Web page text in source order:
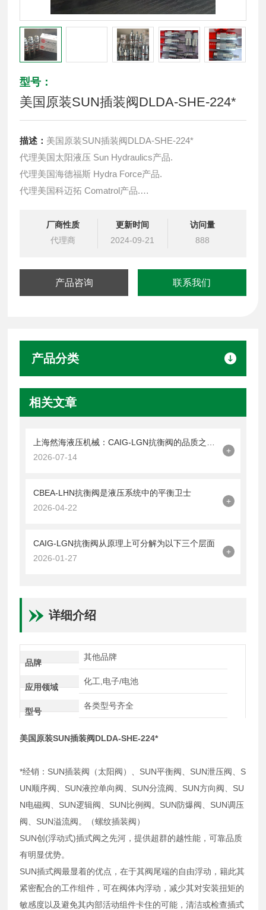
型号：
美国原装SUN插装阀DLDA-SHE-224*
描述： 美国原装SUN插装阀DLDA-SHE-224*
代理美国太阳液压 Sun Hydraulics产品.
代理美国海德福斯 Hydra Force产品.
代理美国科迈拓 Comatrol产品.
提供油路系统设计,油路块设计,阀块设计与选型
液压油缸，经销力士乐、派克、中国台湾北部等液压元件
厂商性质
代理商
更新时间
2024-09-21
访问量
888
产品咨询 联系我们
产品分类
相关文章
2026-07-14
+
CBEA-LHN抗衡阀是液压系统中的平衡卫士
2026-04-22
+
CAIG-LGN抗衡阀从原理上可分解为以下三个层面
2026-01-27
+
详细介绍
品牌
其他品牌
应用领域
化工,电子/电池
型号
各类型号齐全
美国原装SUN插装阀DLDA-SHE-224*
*经销：SUN插装阀（太阳阀）、SUN平衡阀、SUN泄压阀、S
UN顺序阀、SUN液控单向阀、SUN分流阀、SUN方向阀、SU
N电磁阀、SUN逻辑阀、SUN比例阀。SUN防爆阀、SUN调压
阀、SUN溢流阀。（螺纹插装阀）
SUN创(浮动式)插式阀之先河，提供超群的越性能，可靠品质
有明显优势。
SUN插式阀最显着的优点，在于其阀尾端的自由浮动，籍此其
紧密配合的工作组件，可在阀体内浮动，减少其对安装扭矩的
敏感度以及避免其内部活动组件卡住的可能，清洁或检查插式